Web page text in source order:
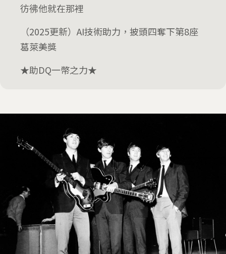
彷彿他就在那裡
（2025更新）AI技術助力，披頭四奪下第8座
葛萊美獎
★助DQ一幣之力★